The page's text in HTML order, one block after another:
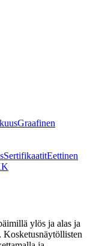
Graafinen
SertifikaatitEettinen
ylös ja alas ja